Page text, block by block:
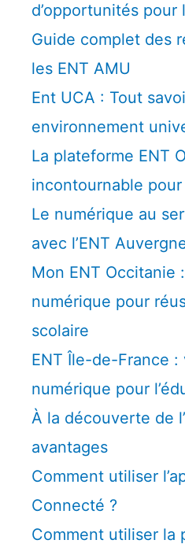
d’opportunités pour
Guide complet des
les ENT AMU
Ent UCA : Tout
environnement
La plateforme ENT
incontournable pour
Le numérique au
avec l’ENT
Mon ENT Occitanie
numérique pour
scolaire
ENT Île-de-France
numérique pour
À la découverte de
avantages
Comment utiliser
Connecté ?
Comment utiliser la